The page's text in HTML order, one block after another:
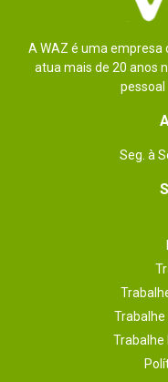
A WAZ é uma empresa
atua mais de 20 anos
pessoal
Seg. à
Trabalhe
Trabalhe